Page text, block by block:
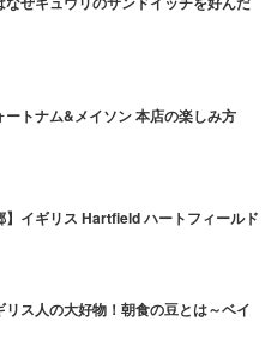
ートナム&メイソン 本店の楽しみ方
】イギリス Hartfield ハートフィールド
リス人の大好物！朝食の豆とは～ベイ